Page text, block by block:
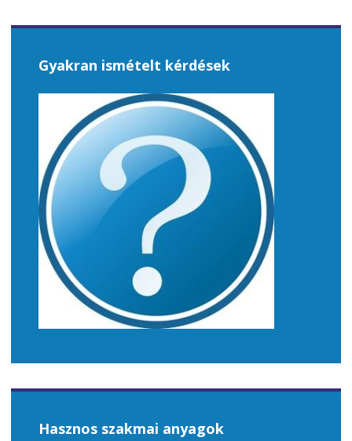
Gyakran ismételt kérdések
Hasznos szakmai anyagok